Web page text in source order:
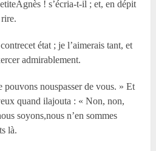
! s’écria-t-il ; et, en dépit
état ; je l’aimerais tant, et
admirablement.
pouvons nouspasser de vous. » Et
quand ilajouta : « Non, non,
soyons,nous n’en sommes
là.